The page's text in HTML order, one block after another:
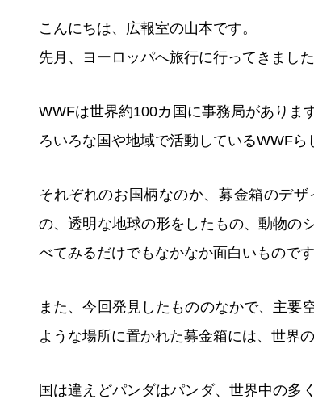
こんにちは、広報室の山本です。
先月、ヨーロッパへ旅行に行ってきまし
WWFは世界約100カ国に事務局がありま
ろいろな国や地域で活動しているWWFら
それぞれのお国柄なのか、募金箱のデ
の、透明な地球の形をしたもの、動物の
べてみるだけでもなかなか面白いものです
また、今回発見したもののなかで、主要
ような場所に置かれた募金箱には、世界
国は違えどパンダはパンダ、世界中の多